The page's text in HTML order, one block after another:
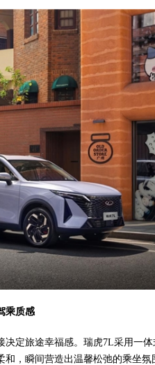
乘质感
决定旅途幸福感。瑞虎7L采用一
和，瞬间营造出温馨松弛的乘坐